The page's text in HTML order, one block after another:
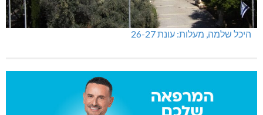
היכל שלמה, מעלות: עונת 26-27